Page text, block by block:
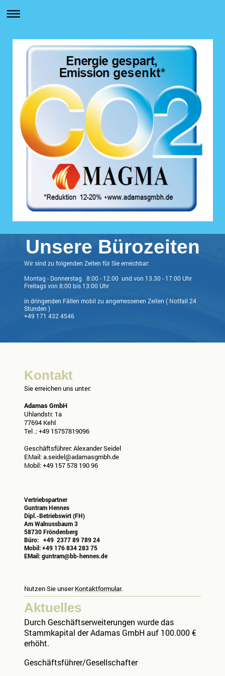
Unsere Bürozeiten
Wir sind zu folgenden Zeiten für Sie erreichbar:
Montag - Donnerstag 8:00 - 12.00 und von 13.30 - 17.00 Uhr
Freitags von 8:00 bis 13:00 Uhr
in dringenden Fällen mobil zu angemessenen Zeiten ( Notfall 24
Stunden )
+49 171 432 4546
Kontakt
Sie erreichen uns unter:
Adamas GmbH
Uhlandstr. 1a
77694 Kehl
Tel .: +49 15757819096
Geschäftsführer: Alexander Seidel
EMail: a.seidel@adamasgmbh.de
Mobil: +49 157 578 190 96
Vertriebspartner
Guntram Hennes
Dipl.-Betriebswirt (FH)
Am Walnussbaum 3
58730 Fröndenberg
Büro: +49 2377 89 789 24
Mobil: +49 176 834 283 75
EMail: guntram@bb-hennes.de
Nutzen Sie unser Kontaktformular.
Aktuelles
Durch Geschäftserweiterungen wurde das
Stammkapital der Adamas GmbH auf 100.000 €
erhöht.
Geschäftsführer/Gesellschafter